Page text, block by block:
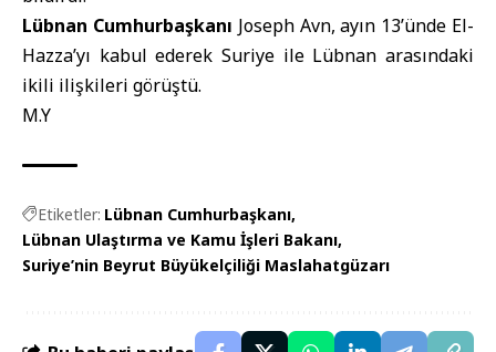
Lübnan Cumhurbaşkanı Joseph Avn, ayın 13’ünde El-
Hazza’yı kabul ederek Suriye ile Lübnan arasındaki
ikili ilişkileri görüştü.
M.Y
Etiketler: Lübnan Cumhurbaşkanı
Lübnan Ulaştırma ve Kamu İşleri Bakanı
Suriye’nin Beyrut Büyükelçiliği Maslahatgüzarı